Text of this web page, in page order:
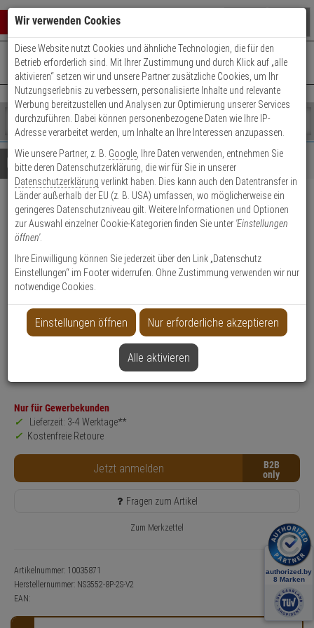
0 ARTIKEL IM WARENKORB
Ihr Warenkorb ist momentan leer.
Ergebnisse ()
Fertig
Shop
durchsuchen
Bitte
geben
Sie
mindestens
Zeichen
ein,
um
Suche
Es
wurde
noch
Kategorien
Suche
gestartet
+49 (0)821 899 493-0Mo. - Do.: 8:00 - 16:30 | Fr.: 8:00 - 14:00 Uhr
Kontaktservice nutzen
Details Beratung
IFS NS3552-8P-2S-V2 Switch
8-Port man. PoE+
Produktmerkmale
Datenblatt drucken
Produktinformationen
Switch, Zubehörartikel
Anwendung: Videoüberwachung
Nur für Gewerbekunden
Lieferzeit: 3-4 Werktage**
Kostenfreie Retoure
Jetzt anmelden B2B
Fragen zum Artikel
Zum Merkzettel
Artikelnummer: 10035871
Herstellernummer: NS3552-8P-2S-V2
EAN:
Wir verwenden Cookies
Diese Website nutzt Cookies und ähnliche Technologien, die für den
Betrieb erforderlich sind. Mit Ihrer Zustimmung und durch Klick auf „alle
aktivieren“ setzen wir und unsere Partner zusätzliche Cookies, um Ihr
Nutzungserlebnis zu verbessern, personalisierte Inhalte und relevante
Werbung bereitzustellen und Analysen zur Optimierung unserer Services
durchzuführen. Dabei können personenbezogene Daten wie Ihre IP-
Adresse verarbeitet werden, um Inhalte an Ihre Interessen anzupassen.
Wie unsere Partner, z. B. Google , Ihre Daten verwenden, entnehmen Sie
bitte deren Datenschutzerklärung, die wir für Sie in unserer
Datenschutzerklärung verlinkt haben. Dies kann auch den Datentransfer in
Länder außerhalb der EU (z. B. USA) umfassen, wo möglicherweise ein
geringeres Datenschutzniveau gilt. Weitere Informationen und Optionen
zur Auswahl einzelner Cookie-Kategorien finden Sie unter 'Einstellungen
öffnen'.
Ihre Einwilligung können Sie jederzeit über den Link „Datenschutz
Einstellungen“ im Footer widerrufen. Ohne Zustimmung verwenden wir nur
notwendige Cookies.
Einstellungen öffnen Nur erforderliche akzeptieren
Alle aktivieren